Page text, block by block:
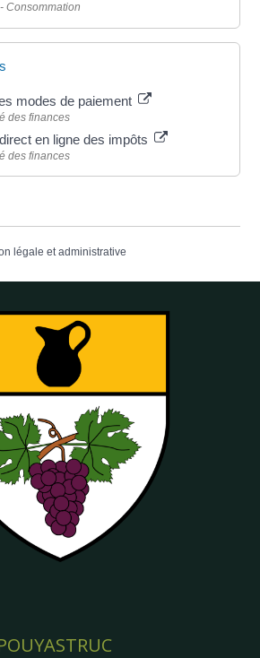
Consommation
modes de paiement
des finances
en ligne des impôts
des finances
légale et administrative